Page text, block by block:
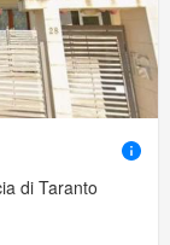
di Taranto